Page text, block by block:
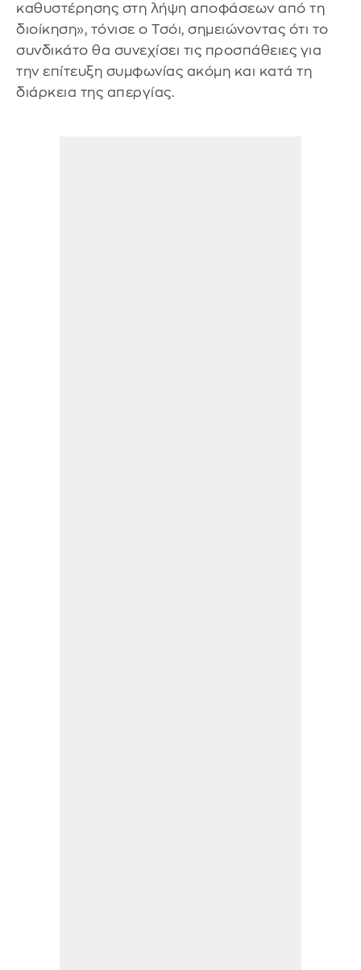
καθυστέρησης στη λήψη αποφάσεων από τη
διοίκηση», τόνισε ο Τσόι, σημειώνοντας ότι το
συνδικάτο θα συνεχίσει τις προσπάθειες για
την επίτευξη συμφωνίας ακόμη και κατά τη
διάρκεια της απεργίας.